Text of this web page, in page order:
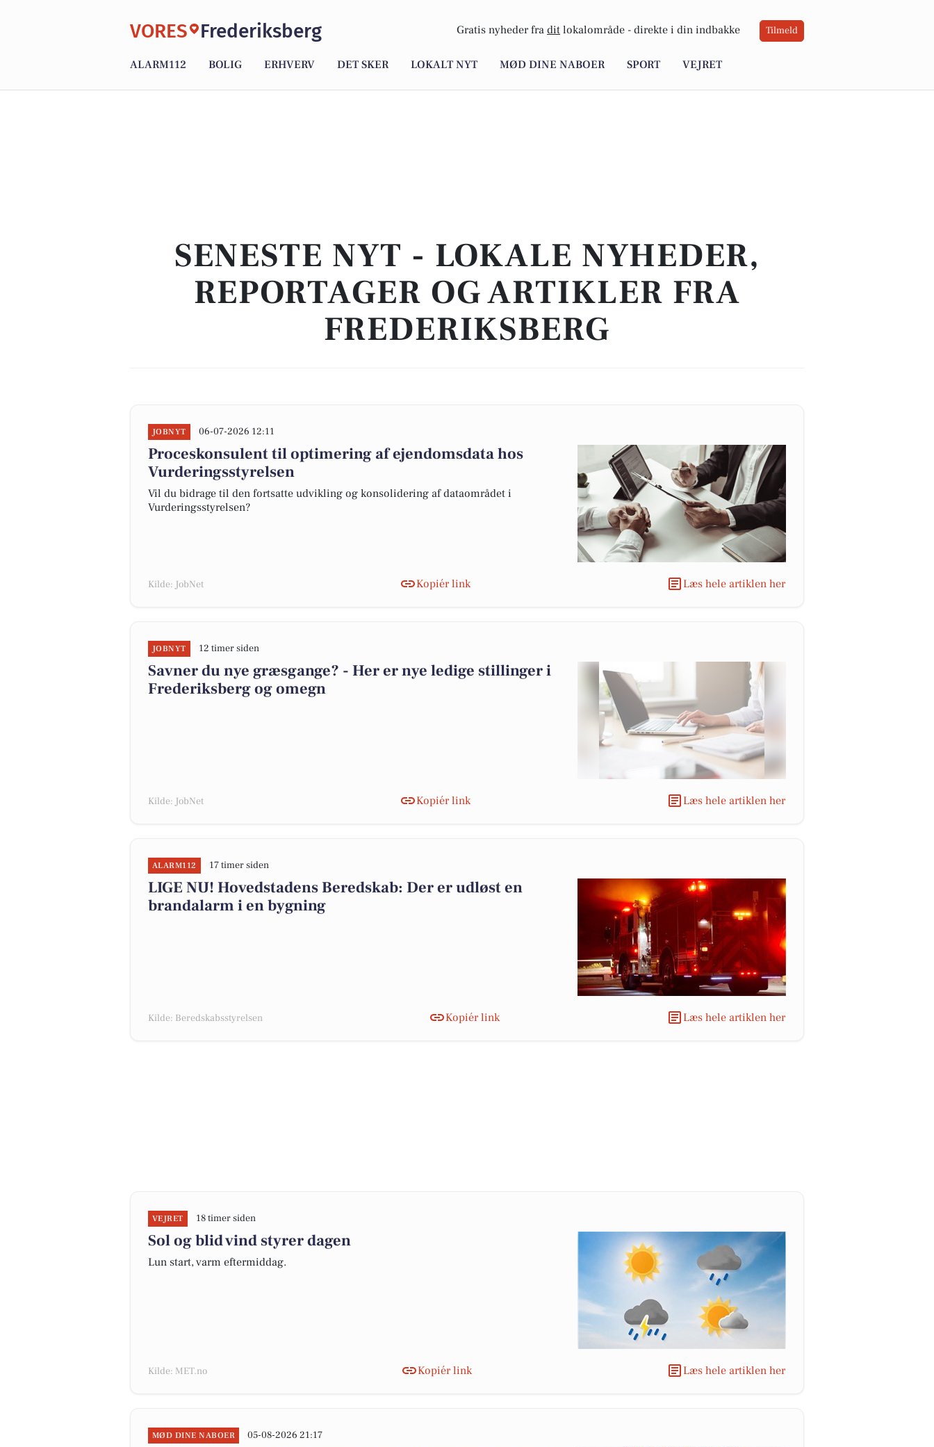
VORES Frederiksberg Gratis nyheder fra dit lokalområde - direkte i din indbakke Tilmeld
ALARM112 BOLIG ERHVERV DET SKER LOKALT NYT MØD DINE NABOER SPORT VEJRET
SENESTE NYT - LOKALE NYHEDER,
REPORTAGER OG ARTIKLER FRA
FREDERIKSBERG
JOBNYT 06-07-2026 12:11
Proceskonsulent til optimering af ejendomsdata hos
Vurderingsstyrelsen
Vil du bidrage til den fortsatte udvikling og konsolidering af dataområdet i
Vurderingsstyrelsen?
Kilde: JobNet Kopiér link Læs hele artiklen her
JOBNYT 12 timer siden
Savner du nye græsgange? - Her er nye ledige stillinger i
Frederiksberg og omegn
Kilde: JobNet Kopiér link Læs hele artiklen her
ALARM112 17 timer siden
LIGE NU! Hovedstadens Beredskab: Der er udløst en
brandalarm i en bygning
Kilde: Beredskabsstyrelsen Kopiér link Læs hele artiklen her
VEJRET 18 timer siden
Sol og blid vind styrer dagen
Lun start, varm eftermiddag.
Kilde: MET.no Kopiér link Læs hele artiklen her
MØD DINE NABOER 05-08-2026 21:17